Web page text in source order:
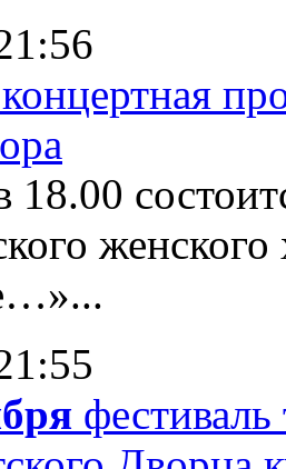
концертная
18.00
фестиваль